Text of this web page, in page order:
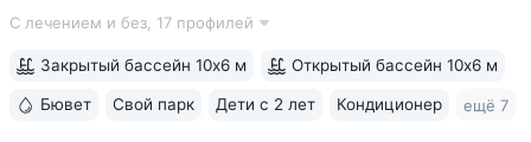
№ 2Б Кисловодского парка • Один из лучших вариантов для
С лечением и без, 17 профилей
Закрытый бассейн 10х6 м Открытый бассейн 10х6 м
Бювет Свой парк Дети с 2 лет Кондиционер ещё 7